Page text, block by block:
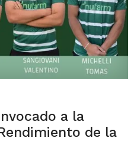
a la
de la